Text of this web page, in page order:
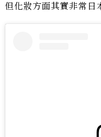
但化妝方面其實非常日